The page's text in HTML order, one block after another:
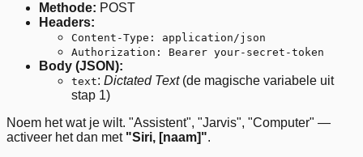
Methode: POST
Headers:
Content-Type: application/json
Authorization: Bearer your-secret-token
Body (JSON):
text: Dictated Text(de magische variabele uit
stap 1)
Noem het wat je wilt. "Assistent", "Jarvis", "Computer" —
activeer het dan met "Siri, [naam]".